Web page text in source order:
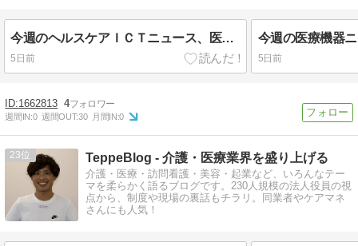
今週のヘルスケアＩＣＴニュース、医療ＩＣＴニュース
5日前
今週の医療機器
5日前
1662813 4
週間IN:0 週間OUT:30 月間IN:0
23 TeppeBlog - 介護・医療業界を盛り上げる
介護・医療・訪問看護・美容・起業など、いろんなテー
マを柔らかく語るブログです。230人規模の法人役員の視
点から、制度や現場の裏話もチラリ。同業者やケアマネ
さんにも人気！